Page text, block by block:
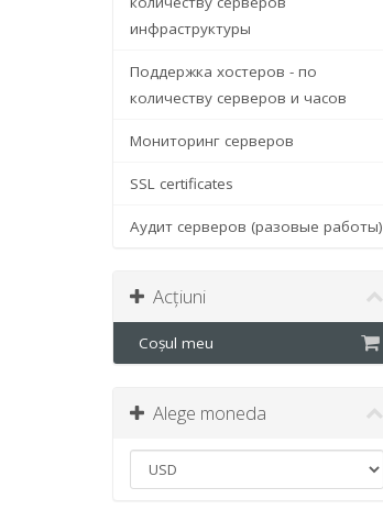
инфраструктуры
Поддержка хостеров - по
количеству серверов и часов
Мониторинг серверов
SSL certificates
Аудит серверов (разовые работы)
Acțiuni
Coșul meu
Alege moneda